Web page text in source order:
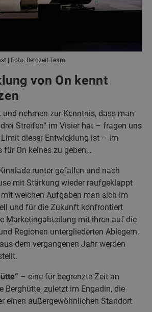
| Foto: Bergzeit Team
von On kennt
und nehmen zur Kenntnis, dass man
Streifen“ im Visier hat – fragen uns
dieser Entwicklung ist – im
für On keines zu geben…
runter gefallen und nach
mit Stärkung wieder raufgeklappt
welchen Aufgaben man sich im
und für die Zukunft konfrontiert
Marketingabteilung mit ihren auf die
Regionen untergliederten Ablegern.
dem vergangenen Jahr werden
– eine für begrenzte Zeit an
Berghütte, zuletzt im Engadin, die
einen außergewöhnlichen Standort